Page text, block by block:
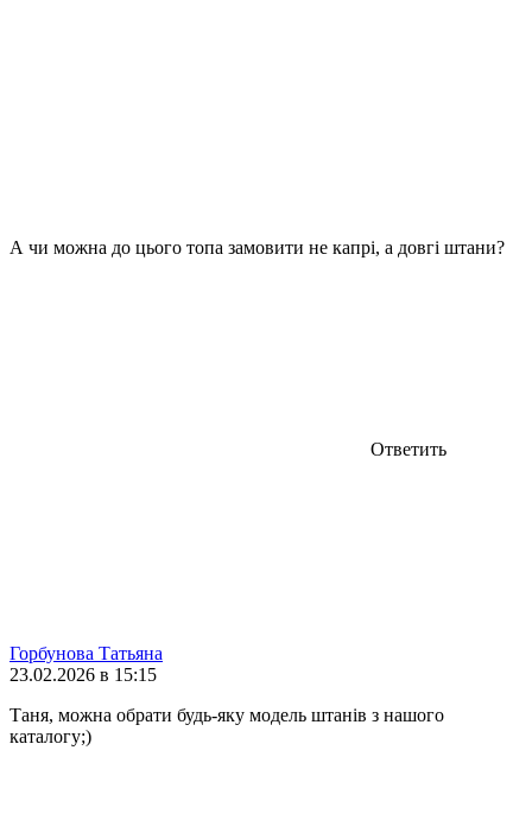
А чи можна до цього топа замовити не капрі, а довгі штани?
Ответить
Горбунова Татьяна
23.02.2026 в 15:15
Таня, можна обрати будь-яку модель штанів з нашого
каталогу;)